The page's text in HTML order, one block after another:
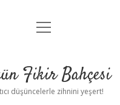
Anasayfa
Yasal Uyarı
menüyü
Fikir Bahçesi
düşüncelerle zihnini yeşert!